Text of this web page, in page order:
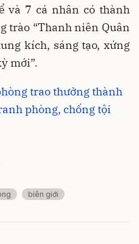
và 7 cá nhân có thành
trào “Thanh niên Quân
kích, sáng tạo, xứng
mới”.
trao thưởng thành
phòng, chống tội
biên giới